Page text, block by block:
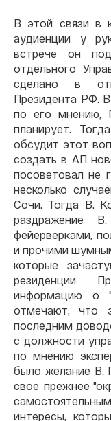
В этой связи в
аудиенции у
встрече он
отдельного
сделано в
Президента РФ.
по его мнению,
планирует.
обсудит этот
создать в АП
посоветовал не
несколько
Сочи. Тогда В.
раздражение
фейерверками,
и прочими
которые
резиденции
информацию о
отмечают, что
последним
с должности
по мнению
было желание В.
свое прежнее
интересы,